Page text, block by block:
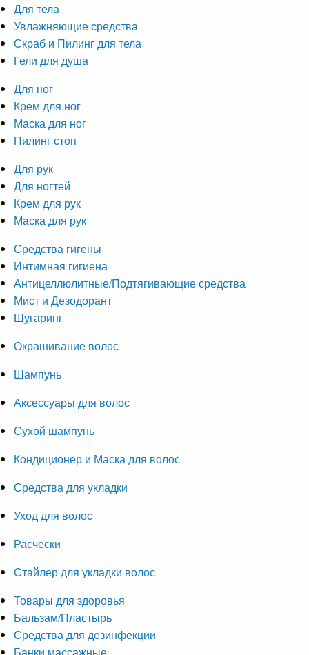
Для тела
Увлажняющие средства
Скраб и Пилинг для тела
Гели для душа
Для ног
Крем для ног
Маска для ног
Пилинг стоп
Для рук
Для ногтей
Крем для рук
Маска для рук
Средства гигены
Интимная гигиена
Антицеллюлитные/Подтягивающие средства
Мист и Дезодорант
Шугаринг
Окрашивание волос
Шампунь
Аксессуары для волос
Сухой шампунь
Кондиционер и Маска для волос
Средства для укладки
Уход для волос
Расчески
Стайлер для укладки волос
Товары для здоровья
Бальзам/Пластырь
Средства для дезинфекции